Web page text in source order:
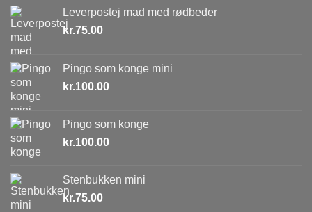
Leverpostej mad med rødbeder
kr.75.00
Pingo som konge mini
kr.100.00
Pingo som konge
kr.100.00
Stenbukken mini
kr.75.00